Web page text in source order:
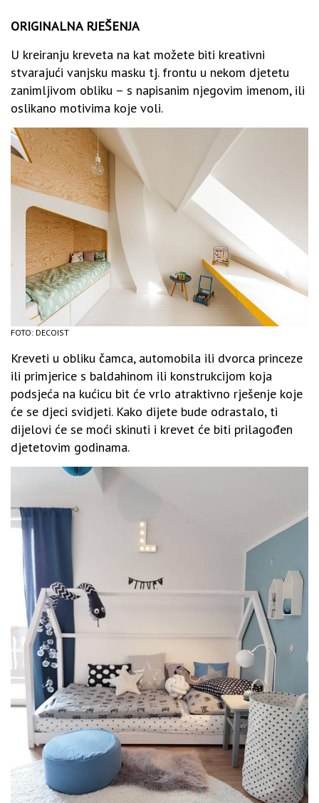
ORIGINALNA RJEŠENJA
U kreiranju kreveta na kat možete biti kreativni
stvarajući vanjsku masku tj. frontu u nekom djetetu
zanimljivom obliku – s napisanim njegovim imenom, ili
oslikano motivima koje voli.
FOTO: DECOIST
Kreveti u obliku čamca, automobila ili dvorca princeze
ili primjerice s baldahinom ili konstrukcijom koja
podsjeća na kućicu bit će vrlo atraktivno rješenje koje
će se djeci svidjeti. Kako dijete bude odrastalo, ti
dijelovi će se moći skinuti i krevet će biti prilagođen
djetetovim godinama.